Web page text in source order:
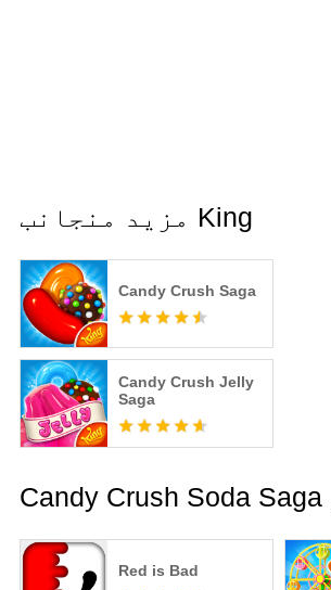
مزید منجانب King
Candy Crush Saga
Candy Crush Jelly
Saga
Red is Bad